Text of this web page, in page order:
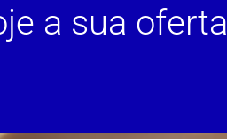
a sua oferta